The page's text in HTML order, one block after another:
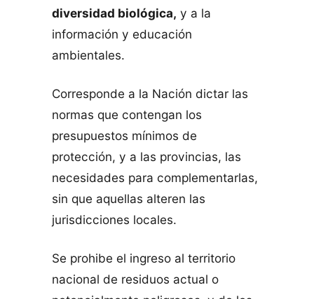
diversidad biológica, y a la
información y educación
ambientales.
Corresponde a la Nación dictar las
normas que contengan los
presupuestos mínimos de
protección, y a las provincias, las
necesidades para complementarlas,
sin que aquellas alteren las
jurisdicciones locales.
Se prohibe el ingreso al territorio
nacional de residuos actual o